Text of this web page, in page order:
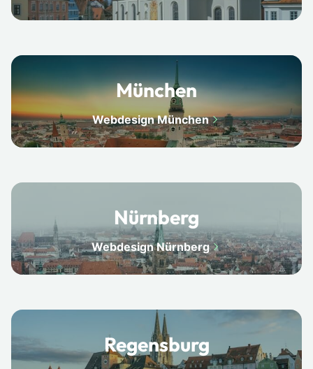
München
Webdesign München
Nürnberg
Webdesign Nürnberg
Regensburg